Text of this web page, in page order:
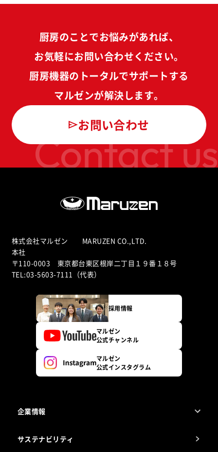
Contact us
厨房のことでお悩みがあれば、
お気軽にお問い合わせください。
厨房機器のトータルでサポートする
マルゼンが解決します。
お問い合わせ
株式会社マルゼン MARUZEN CO.,LTD.
本社
〒110-0003 東京都台東区根岸二丁目１９番１８号
TEL:03-5603-7111（代表）
採用情報
マルゼン
公式チャンネル
マルゼン
公式インスタグラム
企業情報
サステナビリティ